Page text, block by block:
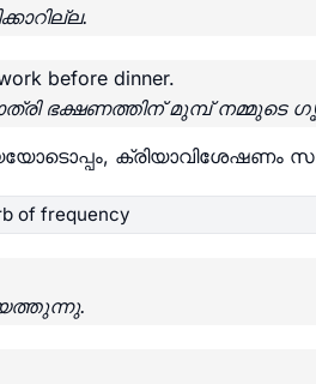
before dinner.
ഭക്ഷണത്തിന് മുമ്പ് നമ്മുടെ
ക്രിയാവിശേഷണം
of frequency